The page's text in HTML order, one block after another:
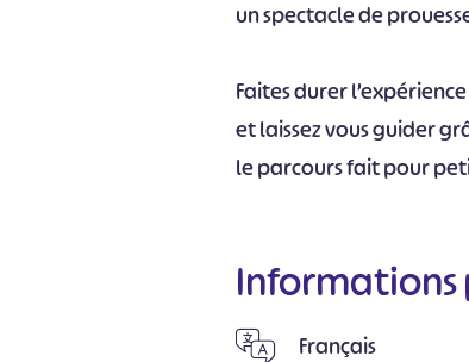
un spectacle de
Faites durer
et laissez vous guider
le parcours fait pour
Informations
Français